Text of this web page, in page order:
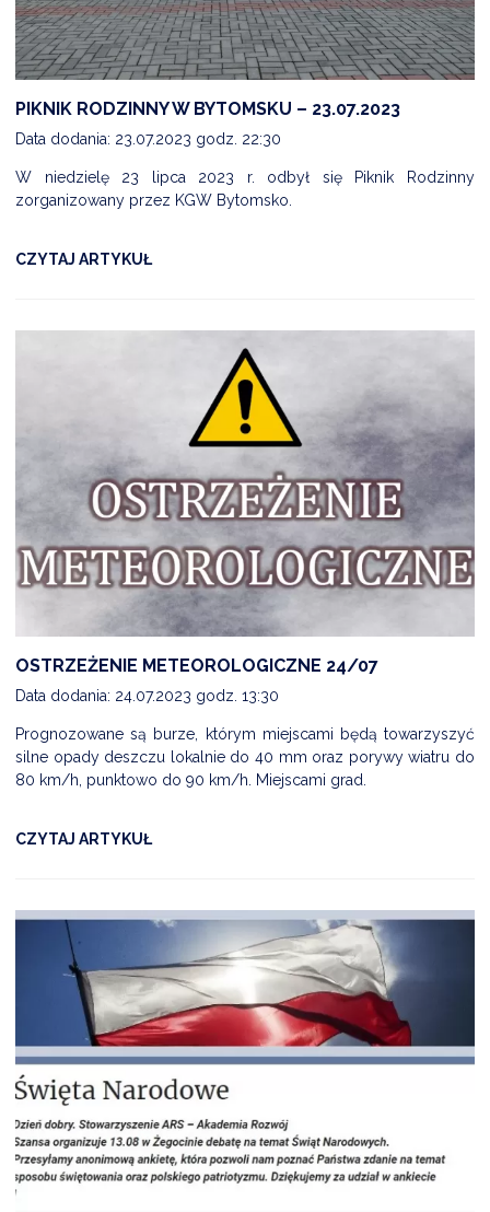
PIKNIK RODZINNY W BYTOMSKU – 23.07.2023
Data dodania: 23.07.2023 godz. 22:30
W niedzielę 23 lipca 2023 r. odbył się Piknik Rodzinny
zorganizowany przez KGW Bytomsko.
CZYTAJ ARTYKUŁ
OSTRZEŻENIE METEOROLOGICZNE 24/07
Data dodania: 24.07.2023 godz. 13:30
Prognozowane są burze, którym miejscami będą towarzyszyć
silne opady deszczu lokalnie do 40 mm oraz porywy wiatru do
80 km/h, punktowo do 90 km/h. Miejscami grad.
CZYTAJ ARTYKUŁ